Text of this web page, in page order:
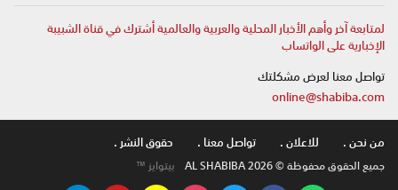
لمتابعة آخر وأهم الأخبار المحلية والعربية والعالمية أشترك في قناة الشبيبة
الإخبارية على الواتساب
تواصل معنا لعرض مشكلتك
online@shabiba.com
من نحن .
للاعلان . تواصل معنا . حقوق النشر .
جميع الحقوق محفوظة © AL SHABIBA 2026 بيتوايز ™